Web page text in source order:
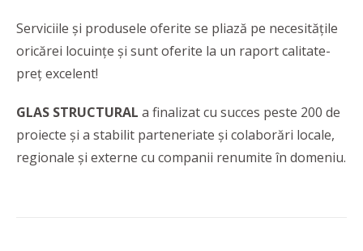
Serviciile și produsele oferite se pliază pe necesitățile
oricărei locuințe și sunt oferite la un raport calitate-
preț excelent!
GLAS STRUCTURAL a finalizat cu succes peste 200 de
proiecte și a stabilit parteneriate și colaborări locale,
regionale și externe cu companii renumite în domeniu.